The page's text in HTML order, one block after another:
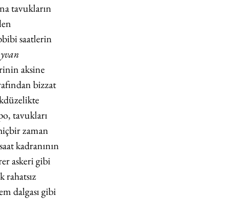
tavukların
saatlerin
aksine
bizzat
tavukları
zaman
kadranının
askeri gibi
rahatsız
dalgası gibi